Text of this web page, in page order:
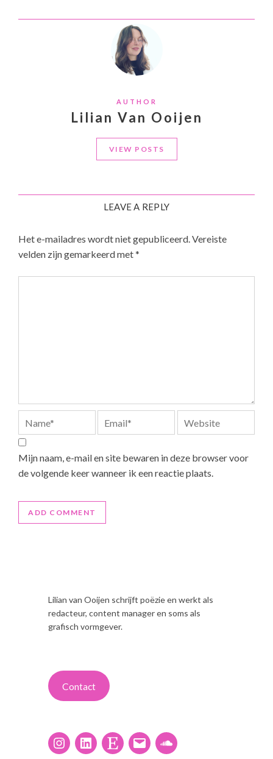
AUTHOR
Lilian Van Ooijen
VIEW POSTS
LEAVE A REPLY
Het e-mailadres wordt niet gepubliceerd.Vereiste
velden zijn gemarkeerd met*
Mijn naam, e-mail en site bewaren in deze browser voor
de volgende keer wanneer ik een reactie plaats.
Lilian van Ooijen schrijft poëzie en werkt als
redacteur, content manager en soms als
grafisch vormgever.
Contact